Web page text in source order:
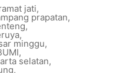
jati,
prapatan,
,
,
minggu,
,
selatan,
,